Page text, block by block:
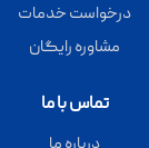
درخواست خدمات
مشاوره رایگان
تماس با ما